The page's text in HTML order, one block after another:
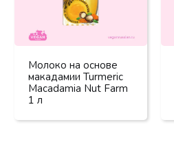
Молоко на основе
макадамии Turmeric
Macadamia Nut Farm
1 л